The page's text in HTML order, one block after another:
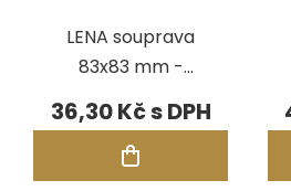
LENA souprava
83x83 mm -
ČERVENÁ
36,30 Kč